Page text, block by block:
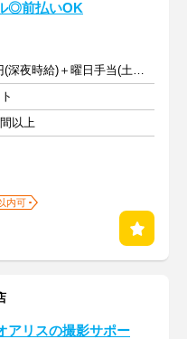
◎前払いOK
時給1180～1475円(深夜時給)＋曜日手当(土日祝+70円)
以上
内可
アリスの撮影サポー